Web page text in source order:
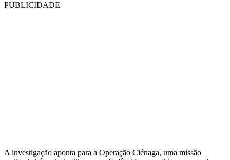
PUBLICIDADE
A investigação aponta para a Operação Ciénaga, uma missão